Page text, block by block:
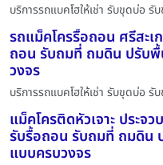
บริการรถแบคโฮให้เช่า รับขุดบ่อ
รถแม็คโครรื้อถอน ศรีสะเ
ถอน รับถมที่ ถมดิน ปรับ
วงจร
บริการรถแบคโฮให้เช่า รับขุดบ่อ
แม็คโครติดหัวเจาะ ประจ
รับรื้อถอน รับถมที่ ถมดิน
แบบครบวงจร